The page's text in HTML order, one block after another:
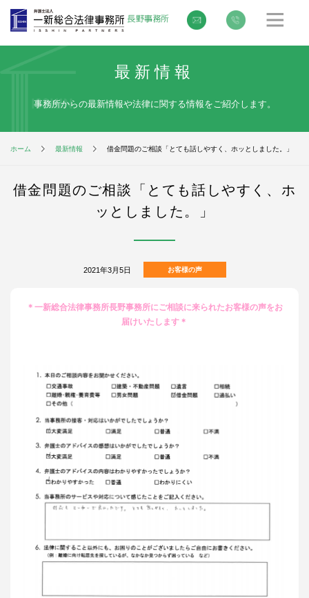
最新情報
事務所からの最新情報や法律に関する情報をご紹介します。
ホーム 最新情報 借金問題のご相談「とても話しやすく、ホッとしました。」
借金問題のご相談「とても話しやすく、ホ
ッとしました。」
2021年3月5日 お客様の声
＊一新総合法律事務所長野事務所にご相談に来られたお客様の声をお
届けいたします＊